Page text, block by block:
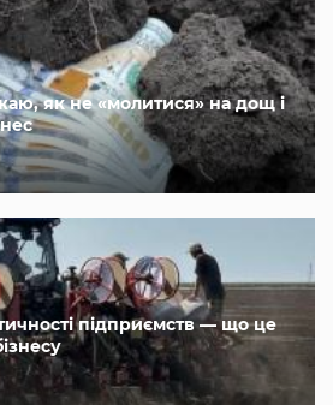
як не «молитися» на дощ і
підприємств — що це